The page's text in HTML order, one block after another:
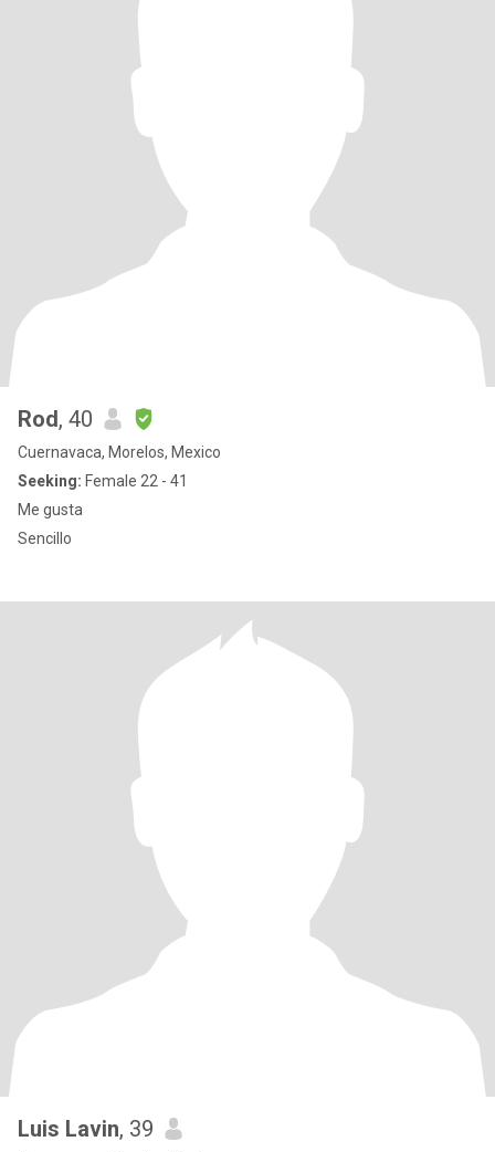
Rod, 40
Cuernavaca, Morelos, Mexico
Seeking: Female 22 - 41
Me gusta
Sencillo
Luis Lavin, 39